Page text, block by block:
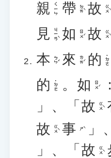
親 ㄑㄧㄣ 帶 ㄉㄞˋ 故 ㄍㄨˋ
見 ㄐㄧㄢˋ 如 ㄖㄨˊ 故 ㄍㄨˋ
本 ㄅㄣˇ 來 ㄌㄞˊ 的 ˙ㄉㄜ
的 ˙ㄉㄜ 。 如 ㄖㄨˊ
」、「 故 ㄍㄨˋ
故 ㄍㄨˋ 事 ㄕˋ 」
」、「 故 ㄍㄨˋ